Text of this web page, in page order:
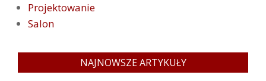
Projektowanie
Salon
NAJNOWSZE ARTYKUŁY